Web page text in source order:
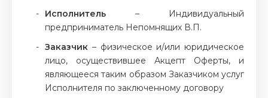
Исполнитель – Индивидуальный
предприниматель Непомнящих В.П.
Заказчик – физическое и/или юридическое
лицо, осуществившее Акцепт Оферты, и
являющееся таким образом Заказчиком услуг
Исполнителя по заключенному договору